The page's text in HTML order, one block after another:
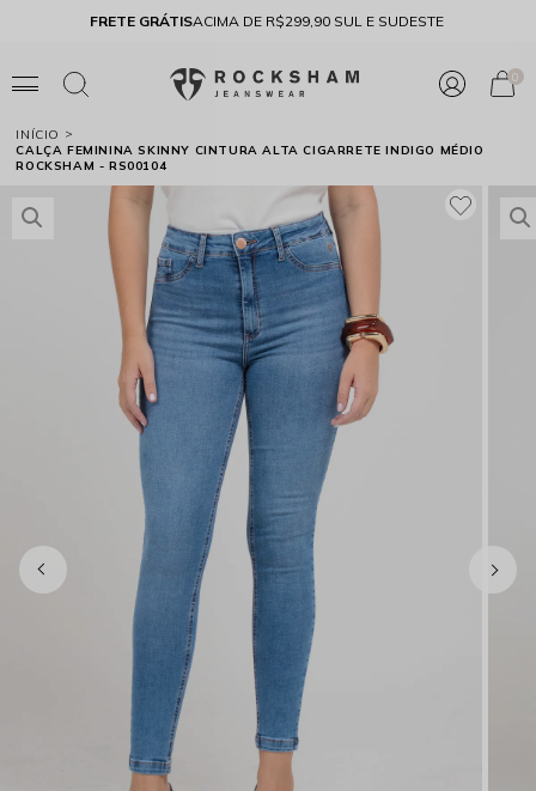
FRETE GRÁTISACIMA DE R$299,90 SUL E SUDESTE
0
INÍCIO
CALÇA FEMININA SKINNY CINTURA ALTA CIGARRETE INDIGO MÉDIO
ROCKSHAM - RS00104